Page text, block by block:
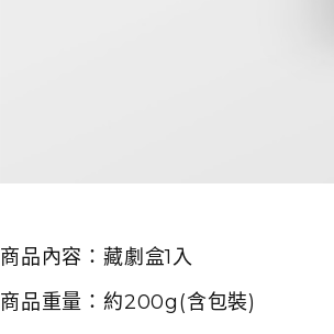
商品內容： 藏劇盒1入
商品重量：約200g(含包裝)